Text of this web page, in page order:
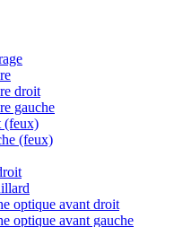
droit
gauche
(feux)
(feux)
optique avant droit
optique avant gauche